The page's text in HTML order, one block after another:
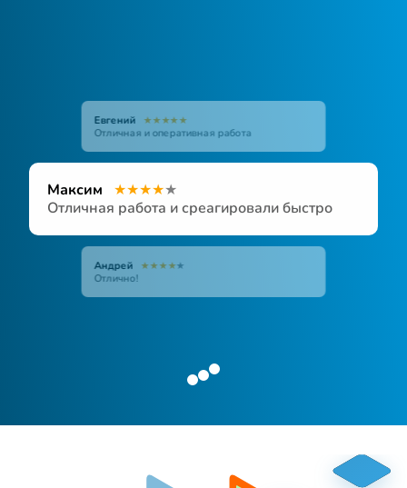
Ирина ★★★★★
Евгений ★★★★★
Отличная и оперативная работа
Максим ★★★★★
Отличная работа и среагировали быстро
Андрей ★★★★★
Отлично!
Антон ★★★★★